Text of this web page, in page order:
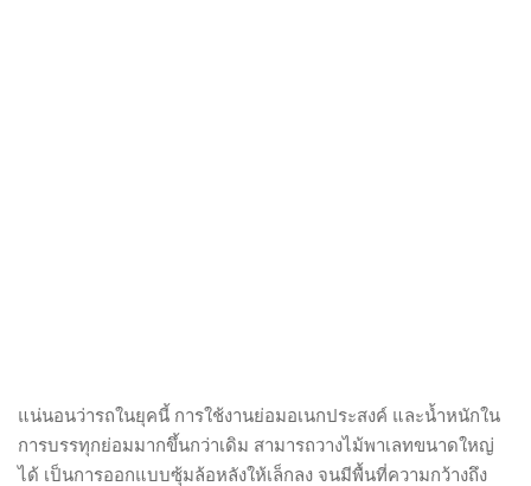
แน่นอนว่ารถในยุคนี้ การใช้งานย่อมอเนกประสงค์ และน้ำหนักใน
การบรรทุกย่อมมากขึ้นกว่าเดิม สามารถวางไม้พาเลทขนาดใหญ่
ได้ เป็นการออกแบบซุ้มล้อหลังให้เล็กลง จนมีพื้นที่ความกว้างถึง